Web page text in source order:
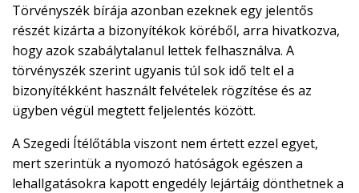
Törvényszék bírája azonban ezeknek egy jelentős
részét kizárta a bizonyítékok köréből, arra hivatkozva,
hogy azok szabálytalanul lettek felhasználva. A
törvényszék szerint ugyanis túl sok idő telt el a
bizonyítékként használt felvételek rögzítése és az
ügyben végül megtett feljelentés között.
A Szegedi Ítélőtábla viszont nem értett ezzel egyet,
mert szerintük a nyomozó hatóságok egészen a
lehallgatásokra kapott engedély lejártáig dönthetnek a